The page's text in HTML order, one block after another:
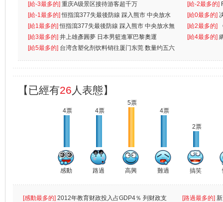
先
离
[給-3最多的] 重庆A级景区接待游客超千万 [給-2最多的]
[給-1最多的]恒指瀉377失最後防線 踩入熊市 中央放水
無
[給0最多的]
[給1最多的]恒指瀉377失最後防線 踩入熊市 中央放水無 [給2最多的]
[給3最多的] 井上雄彥圓夢 日本男籃進軍巴黎奧運 [給4最多的]
[給5最多的] 台湾含塑化剂饮料销往厦门东莞 数量约五六
【已經有26 人表態】
4票
感動
4票
路過
5票
高興
4票
難過
2票
搞笑
[感動最多的] 2012年教育财政投入占GDP4％ 列财政支
[路過最多的]